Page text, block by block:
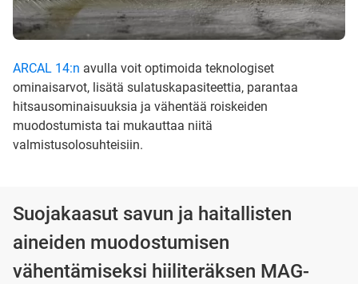
ARCAL 14:n avulla voit optimoida teknologiset
ominaisarvot, lisätä sulatuskapasiteettia, parantaa
hitsausominaisuuksia ja vähentää roiskeiden
muodostumista tai mukauttaa niitä
valmistusolosuhteisiin.
Suojakaasut savun ja haitallisten
aineiden muodostumisen
vähentämiseksi hiiliteräksen MAG-